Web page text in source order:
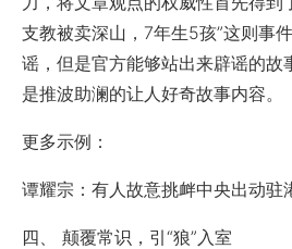
支教被卖深山，7年生5孩”这则事
谣，但是官方能够站出来辟谣的故
是推波助澜的让人好奇故事内容。
更多示例：
谭耀宗：有人故意挑衅中央出动驻
四、 颠覆常识，引“狼”入室